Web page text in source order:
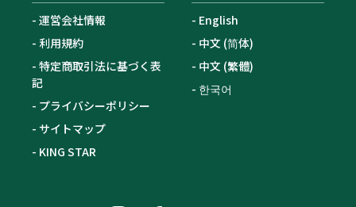
運営会社情報
利用規約
特定商取引法に基づく表
記
プライバシーポリシー
サイトマップ
KING STAR
English
中文 (简体)
中文 (繁體)
한국어